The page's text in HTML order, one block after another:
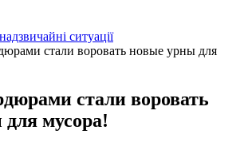
ситуації
стали воровать новые урны для
стали воровать
мусора!